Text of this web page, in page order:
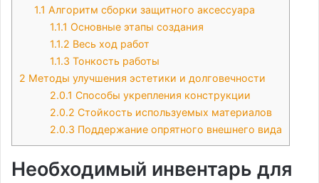
1.1 Алгоритм сборки защитного аксессуара
1.1.1 Основные этапы создания
1.1.2 Весь ход работ
1.1.3 Тонкость работы
2 Методы улучшения эстетики и долговечности
2.0.1 Способы укрепления конструкции
2.0.2 Стойкость используемых материалов
2.0.3 Поддержание опрятного внешнего вида
Необходимый инвентарь для